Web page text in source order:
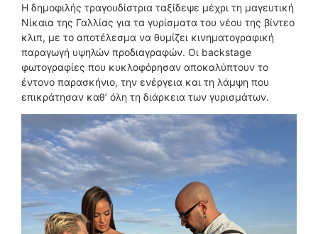
Η δημοφιλής τραγουδίστρια ταξίδεψε μέχρι τη μαγευτική
Νίκαια της Γαλλίας για τα γυρίσματα του νέου της βίντεο
κλιπ, με το αποτέλεσμα να θυμίζει κινηματογραφική
παραγωγή υψηλών προδιαγραφών. Οι backstage
φωτογραφίες που κυκλοφόρησαν αποκαλύπτουν το
έντονο παρασκήνιο, την ενέργεια και τη λάμψη που
επικράτησαν καθ’ όλη τη διάρκεια των γυρισμάτων.